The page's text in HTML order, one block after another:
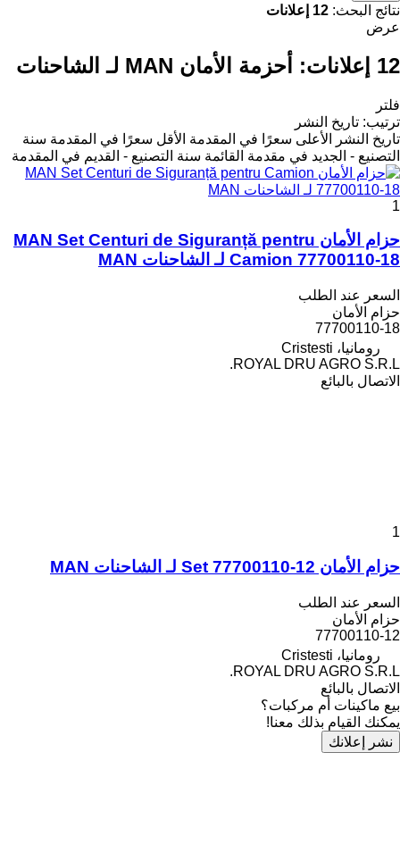
نتائج البحث: 12 إعلانات
عرض
12 إعلانات: أحزمة الأمان MAN لـ الشاحنات
فلتر
ترتيب: تاريخ النشر
تاريخ النشر
الأعلى سعرًا في المقدمة الأقل سعرًا في المقدمة سنة
التصنيع - الجديد في مقدمة القائمة سنة التصنيع - القديم في المقدمة
1
حزام الأمان MAN Set Centuri de Siguranță pentru
Camion 77700110-18 لـ الشاحنات MAN
السعر عند الطلب
حزام الأمان
77700110-18
رومانيا، Cristesti
ROYAL DRU AGRO S.R.L.
الاتصال بالبائع
1
حزام الأمان Set 77700110-12 لـ الشاحنات MAN
السعر عند الطلب
حزام الأمان
77700110-12
رومانيا، Cristesti
ROYAL DRU AGRO S.R.L.
الاتصال بالبائع
بيع ماكينات أم مركبات؟
يمكنك القيام بذلك معنا!
نشر إعلانك